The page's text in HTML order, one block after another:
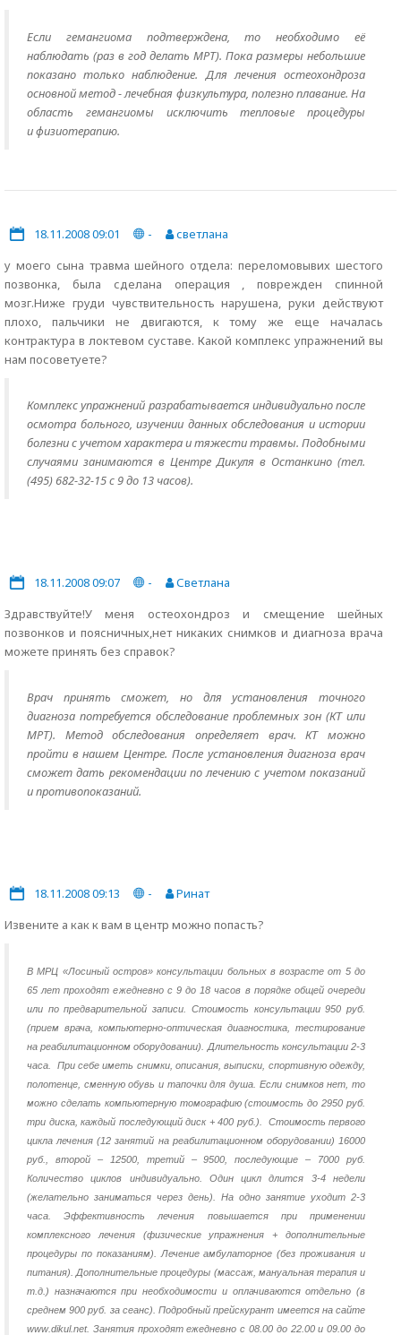
Если гемангиома подтверждена, то необходимо её
наблюдать (раз в год делать МРТ). Пока размеры небольшие
показано только наблюдение. Для лечения остеохондроза
основной метод - лечебная физкультура, полезно плавание. На
область гемангиомы исключить тепловые процедуры
и физиотерапию.
18.11.2008 09:01 -
светлана
у моего сына травма шейного отдела: переломовывих шестого
позвонка, была сделана операция , поврежден спинной
мозг.Ниже груди чувствительность нарушена, руки действуют
плохо, пальчики не двигаются, к тому же еще началась
контрактура в локтевом суставе. Какой комплекс упражнений вы
нам посоветуете?
Комплекс упражнений разрабатывается индивидуально после
осмотра больного, изучении данных обследования и истории
болезни с учетом характера и тяжести травмы. Подобными
случаями занимаются в Центре Дикуля в Останкино (тел.
(495) 682-32-15 с 9 до 13 часов).
18.11.2008 09:07 -
Светлана
Здравствуйте!У меня остеохондроз и смещение шейных
позвонков и поясничных,нет никаких снимков и диагноза врача
можете принять без справок?
Врач принять сможет, но для установления точного
диагноза потребуется обследование проблемных зон (КТ или
МРТ). Метод обследования определяет врач. КТ можно
пройти в нашем Центре. После установления диагноза врач
сможет дать рекомендации по лечению с учетом показаний
и противопоказаний.
18.11.2008 09:13 -
Ринат
Извените а как к вам в центр можно попасть?
В МРЦ «Лосиный остров» консультации больных в возрасте от 5 до
65 лет проходят ежедневно с 9 до 18 часов в порядке общей очереди
или по предварительной записи. Стоимость консультации 950 руб.
(прием врача, компьютерно-оптическая диагностика, тестирование
на реабилитационном оборудовании). Длительность консультации 2-3
часа.
При себе иметь снимки, описания, выписки, спортивную одежду,
полотенце, сменную обувь и тапочки для душа. Если снимков нет, то
можно сделать компьютерную томографию (стоимость до 2950 руб.
три диска, каждый последующий диск + 400 руб.).
Стоимость первого
цикла лечения (12 занятий на реабилитационном оборудовании) 16000
руб., второй – 12500, третий – 9500, последующие – 7000 руб.
Количество циклов индивидуально. Один цикл длится 3-4 недели
(желательно заниматься через день). На одно занятие уходит 2-3
часа. Эффективность лечения повышается при применении
комплексного лечения (физические упражнения + дополнительные
процедуры по показаниям). Лечение амбулаторное (без проживания и
питания). Дополнительные процедуры (массаж, мануальная терапия и
т.д.) назначаются при необходимости и оплачиваются отдельно (в
среднем 900 руб. за сеанс). Подробный прейскурант имеется на сайте
www.dikul.net. Занятия проходят ежедневно с 08.00 до 22.00 и 09.00 до